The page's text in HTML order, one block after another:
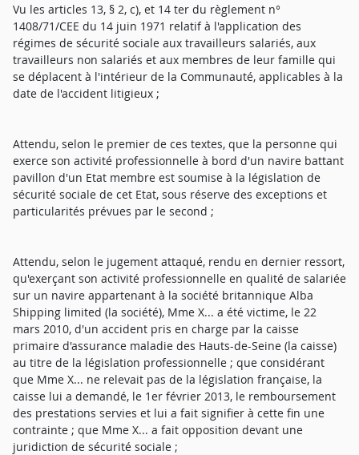
Vu les articles 13, § 2, c), et 14 ter du règlement n°
1408/71/CEE du 14 juin 1971 relatif à l'application des
régimes de sécurité sociale aux travailleurs salariés, aux
travailleurs non salariés et aux membres de leur famille qui
se déplacent à l'intérieur de la Communauté, applicables à la
date de l'accident litigieux ;
Attendu, selon le premier de ces textes, que la personne qui
exerce son activité professionnelle à bord d'un navire battant
pavillon d'un Etat membre est soumise à la législation de
sécurité sociale de cet Etat, sous réserve des exceptions et
particularités prévues par le second ;
Attendu, selon le jugement attaqué, rendu en dernier ressort,
qu'exerçant son activité professionnelle en qualité de salariée
sur un navire appartenant à la société britannique Alba
Shipping limited (la société), Mme X... a été victime, le 22
mars 2010, d'un accident pris en charge par la caisse
primaire d'assurance maladie des Hauts-de-Seine (la caisse)
au titre de la législation professionnelle ; que considérant
que Mme X... ne relevait pas de la législation française, la
caisse lui a demandé, le 1er février 2013, le remboursement
des prestations servies et lui a fait signifier à cette fin une
contrainte ; que Mme X... a fait opposition devant une
juridiction de sécurité sociale ;